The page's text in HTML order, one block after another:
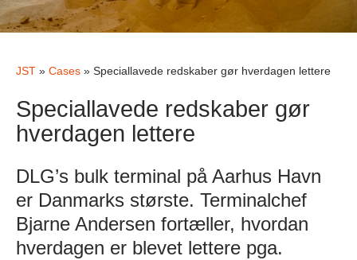
JST » Cases » Speciallavede redskaber gør hverdagen lettere
Speciallavede redskaber gør
hverdagen lettere
DLG’s bulk terminal på Aarhus Havn
er Danmarks største. Terminalchef
Bjarne Andersen fortæller, hvordan
hverdagen er blevet lettere pga.